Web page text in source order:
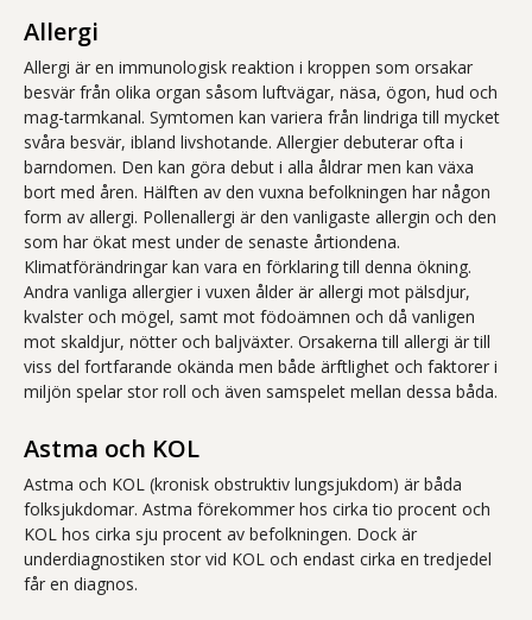
Allergi
Allergi är en immunologisk reaktion i kroppen som orsakar
besvär från olika organ såsom luftvägar, näsa, ögon, hud och
mag-tarmkanal. Symtomen kan variera från lindriga till mycket
svåra besvär, ibland livshotande. Allergier debuterar ofta i
barndomen. Den kan göra debut i alla åldrar men kan växa
bort med åren. Hälften av den vuxna befolkningen har någon
form av allergi. Pollenallergi är den vanligaste allergin och den
som har ökat mest under de senaste årtiondena.
Klimatförändringar kan vara en förklaring till denna ökning.
Andra vanliga allergier i vuxen ålder är allergi mot pälsdjur,
kvalster och mögel, samt mot födoämnen och då vanligen
mot skaldjur, nötter och baljväxter. Orsakerna till allergi är till
viss del fortfarande okända men både ärftlighet och faktorer i
miljön spelar stor roll och även samspelet mellan dessa båda.
Astma och KOL
Astma och KOL (kronisk obstruktiv lungsjukdom) är båda
folksjukdomar. Astma förekommer hos cirka tio procent och
KOL hos cirka sju procent av befolkningen. Dock är
underdiagnostiken stor vid KOL och endast cirka en tredjedel
får en diagnos.